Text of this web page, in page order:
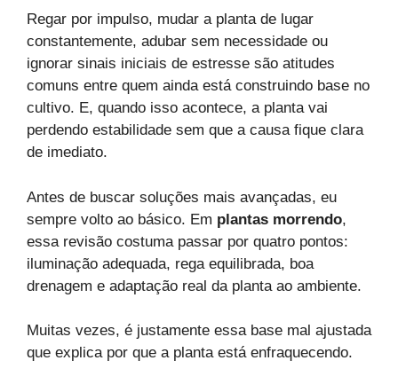
Regar por impulso, mudar a planta de lugar
constantemente, adubar sem necessidade ou
ignorar sinais iniciais de estresse são atitudes
comuns entre quem ainda está construindo base no
cultivo. E, quando isso acontece, a planta vai
perdendo estabilidade sem que a causa fique clara
de imediato.
Antes de buscar soluções mais avançadas, eu
sempre volto ao básico. Em plantas morrendo,
essa revisão costuma passar por quatro pontos:
iluminação adequada, rega equilibrada, boa
drenagem e adaptação real da planta ao ambiente.
Muitas vezes, é justamente essa base mal ajustada
que explica por que a planta está enfraquecendo.